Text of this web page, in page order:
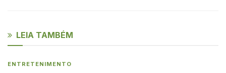
LEIA TAMBÉM
ENTRETENIMENTO